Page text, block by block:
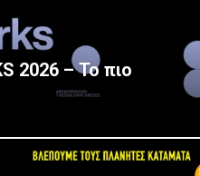
2026 – Το πιο